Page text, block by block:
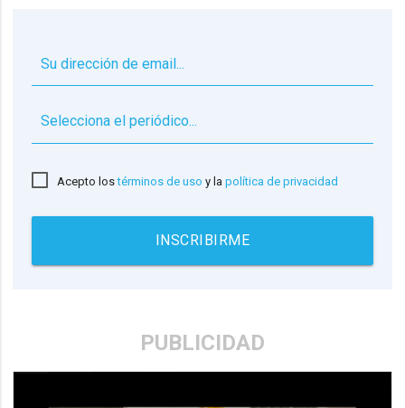
Acepto lostérminos de uso y lapolítica de privacidad
INSCRIBIRME
PUBLICIDAD